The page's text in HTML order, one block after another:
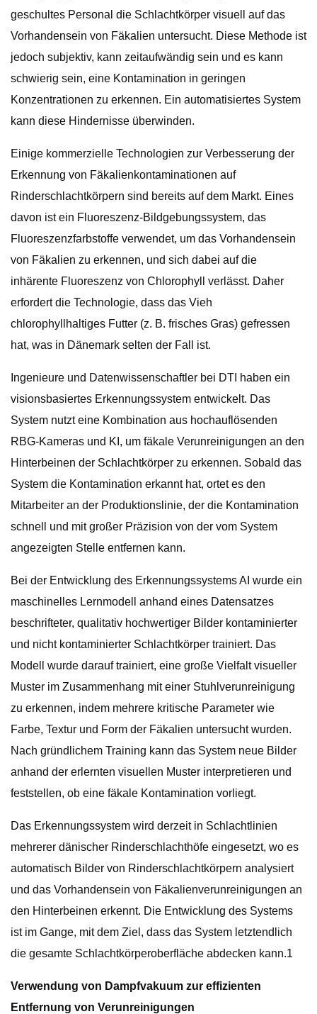
geschultes Personal die Schlachtkörper visuell auf das
Vorhandensein von Fäkalien untersucht. Diese Methode ist
jedoch subjektiv, kann zeitaufwändig sein und es kann
schwierig sein, eine Kontamination in geringen
Konzentrationen zu erkennen. Ein automatisiertes System
kann diese Hindernisse überwinden.
Einige kommerzielle Technologien zur Verbesserung der
Erkennung von Fäkalienkontaminationen auf
Rinderschlachtkörpern sind bereits auf dem Markt. Eines
davon ist ein Fluoreszenz-Bildgebungssystem, das
Fluoreszenzfarbstoffe verwendet, um das Vorhandensein
von Fäkalien zu erkennen, und sich dabei auf die
inhärente Fluoreszenz von Chlorophyll verlässt. Daher
erfordert die Technologie, dass das Vieh
chlorophyllhaltiges Futter (z. B. frisches Gras) gefressen
hat, was in Dänemark selten der Fall ist.
Ingenieure und Datenwissenschaftler bei DTI haben ein
visionsbasiertes Erkennungssystem entwickelt. Das
System nutzt eine Kombination aus hochauflösenden
RBG-Kameras und KI, um fäkale Verunreinigungen an den
Hinterbeinen der Schlachtkörper zu erkennen. Sobald das
System die Kontamination erkannt hat, ortet es den
Mitarbeiter an der Produktionslinie, der die Kontamination
schnell und mit großer Präzision von der vom System
angezeigten Stelle entfernen kann.
Bei der Entwicklung des Erkennungssystems AI wurde ein
maschinelles Lernmodell anhand eines Datensatzes
beschrifteter, qualitativ hochwertiger Bilder kontaminierter
und nicht kontaminierter Schlachtkörper trainiert. Das
Modell wurde darauf trainiert, eine große Vielfalt visueller
Muster im Zusammenhang mit einer Stuhlverunreinigung
zu erkennen, indem mehrere kritische Parameter wie
Farbe, Textur und Form der Fäkalien untersucht wurden.
Nach gründlichem Training kann das System neue Bilder
anhand der erlernten visuellen Muster interpretieren und
feststellen, ob eine fäkale Kontamination vorliegt.
Das Erkennungssystem wird derzeit in Schlachtlinien
mehrerer dänischer Rinderschlachthöfe eingesetzt, wo es
automatisch Bilder von Rinderschlachtkörpern analysiert
und das Vorhandensein von Fäkalienverunreinigungen an
den Hinterbeinen erkennt. Die Entwicklung des Systems
ist im Gange, mit dem Ziel, dass das System letztendlich
die gesamte Schlachtkörperoberfläche abdecken kann.1
Verwendung von Dampfvakuum zur effizienten
Entfernung von Verunreinigungen